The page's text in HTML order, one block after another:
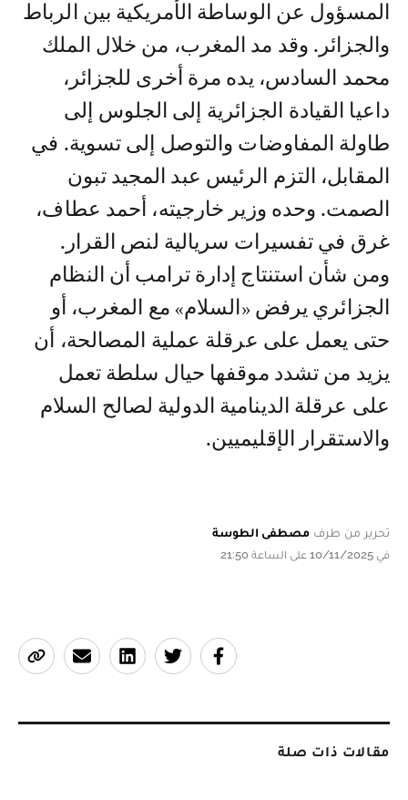
المسؤول عن الوساطة الأمريكية بين الرباط
والجزائر. وقد مد المغرب، من خلال الملك
محمد السادس، يده مرة أخرى للجزائر،
داعيا القيادة الجزائرية إلى الجلوس إلى
طاولة المفاوضات والتوصل إلى تسوية. في
المقابل، التزم الرئيس عبد المجيد تبون
الصمت. وحده وزير خارجيته، أحمد عطاف،
غرق في تفسيرات سريالية لنص القرار.
ومن شأن استنتاج إدارة ترامب أن النظام
الجزائري يرفض «السلام» مع المغرب، أو
حتى يعمل على عرقلة عملية المصالحة، أن
يزيد من تشدد موقفها حيال سلطة تعمل
على عرقلة الدينامية الدولية لصالح السلام
والاستقرار الإقليميين.
تحرير من طرف مصطفى الطوسة
في 10/11/2025 على الساعة 21:50
مقالات ذات صلة